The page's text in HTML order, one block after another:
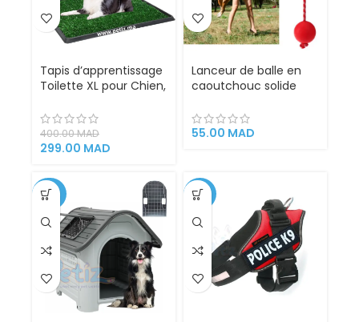
Tapis d’apprentissage
Toilette XL pour Chien,
Avec Bac Collecteur
et Gazon Artificiel –
Hygiénique,
Nettoyer
400.00MAD
299.00 MAD
Lanceur de balle en
caoutchouc solide
55.00 MAD
-29% -33%